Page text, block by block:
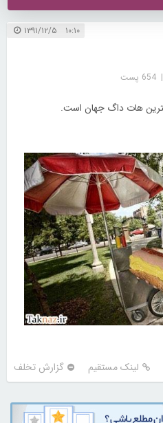
۱۰:۱۰ ۱۳۹۱/۱۲/۵
| 654 پست
لینک مستقیم گزارش تخلف